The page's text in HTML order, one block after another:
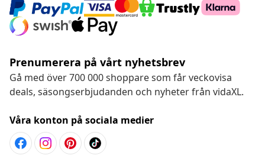
Prenumerera på vårt nyhetsbrev
Gå med över 700 000 shoppare som får veckovisa
deals, säsongserbjudanden och nyheter från vidaXL.
Våra konton på sociala medier